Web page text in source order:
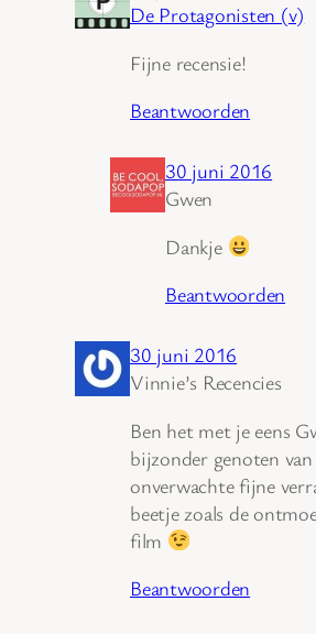
De Protagonisten (v)
Fijne recensie!
Beantwoorden
30 juni 2016
Gwen
Dankje
Beantwoorden
30 juni 2016
Vinnie’s Recencies
Ben het met je eens
bijzonder genoten
onverwachte fijne
beetje zoals de
film
Beantwoorden